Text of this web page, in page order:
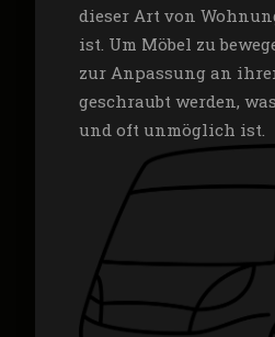
dieser Art von
ist. Um Möbel zu
zur Anpassung an
geschraubt werden,
und oft unmöglich ist.